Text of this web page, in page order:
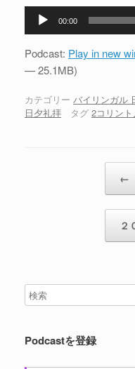
プ
ヤ
ー
00:00
Podcast: Play in new
— 25.1MB)
カテゴリー バイリンガル
日夕礼拝 タグ 2コリン
←
２
Podcastを登録